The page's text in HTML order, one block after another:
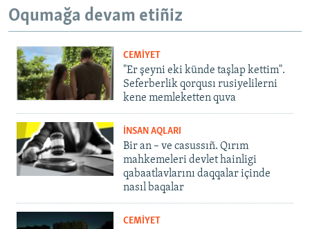
Oqumağa devam etiñiz
CEMİYET
"Er şeyni eki künde taşlap kettim".
Seferberlik qorqusı rusiyelilerni
kene memleketten quva
İNSAN AQLARI
Bir an – ve casussıñ. Qırım
mahkemeleri devlet hainligi
qabaatlavlarını daqqalar içinde
nasıl baqalar
CEMİYET